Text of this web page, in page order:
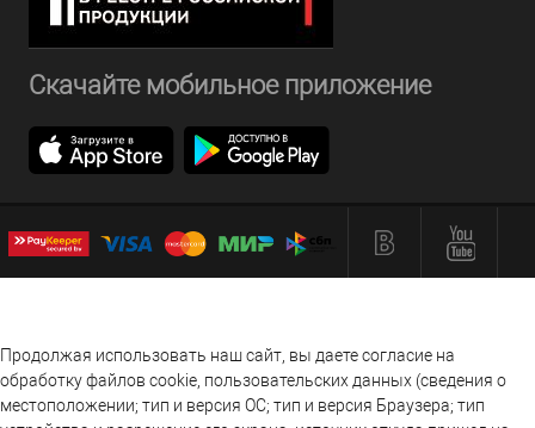
Скачайте мобильное приложение
Продолжая использовать наш сайт, вы даете согласие на
обработку файлов cookie, пользовательских данных (сведения о
местоположении; тип и версия ОС; тип и версия Браузера; тип